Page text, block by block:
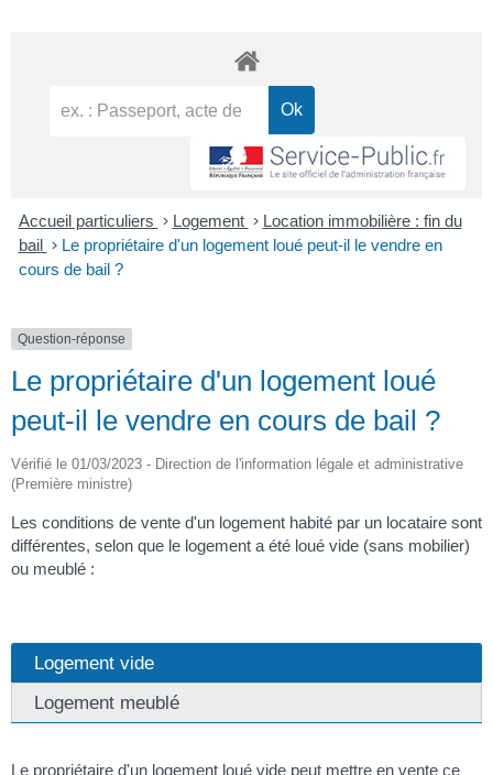
Accueil particuliers > Logement > Location immobilière : fin du
bail > Le propriétaire d'un logement loué peut-il le vendre en
cours de bail ?
Question-réponse
Le propriétaire d'un logement loué
peut-il le vendre en cours de bail ?
Vérifié le 01/03/2023 - Direction de l'information légale et administrative
(Première ministre)
Les conditions de vente d'un logement habité par un locataire sont
différentes, selon que le logement a été loué vide (sans mobilier)
ou meublé :
Logement vide
Logement meublé
Le propriétaire d'un logement loué vide peut mettre en vente ce